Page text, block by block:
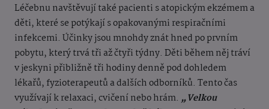
Léčebnu navštěvují také pacienti s atopickým ekzémem a
děti, které se potýkají s opakovanými respiračními
infekcemi. Účinky jsou mnohdy znát hned po prvním
pobytu, který trvá tři až čtyři týdny. Děti během něj tráví
v jeskyni přibližně tři hodiny denně pod dohledem
lékařů, fyzioterapeutů a dalších odborníků. Tento čas
využívají k relaxaci, cvičení nebo hrám. „Velkou